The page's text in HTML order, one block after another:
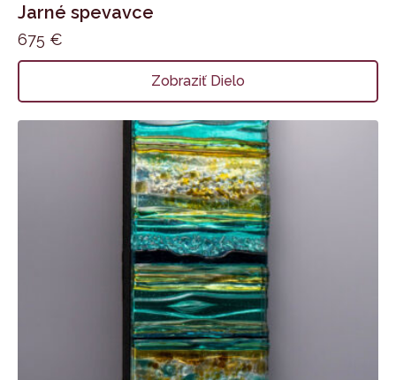
Jarné spevavce
675 €
Zobraziť Dielo